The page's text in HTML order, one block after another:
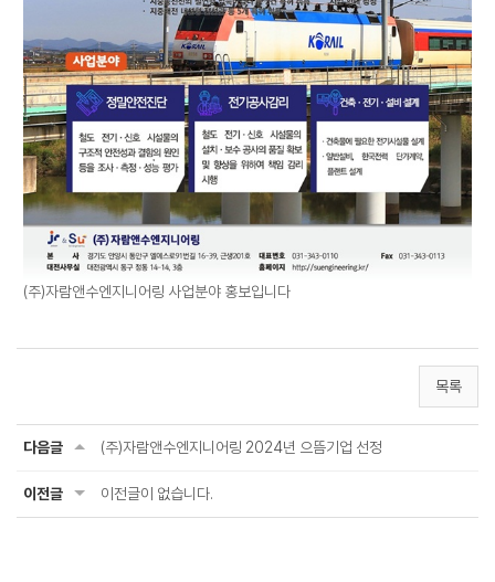
(주)자람앤수엔지니어링 사업분야 홍보입니다
목록
다음글 (주)자람앤수엔지니어링 2024년 으뜸기업 선정
이전글 이전글이 없습니다.